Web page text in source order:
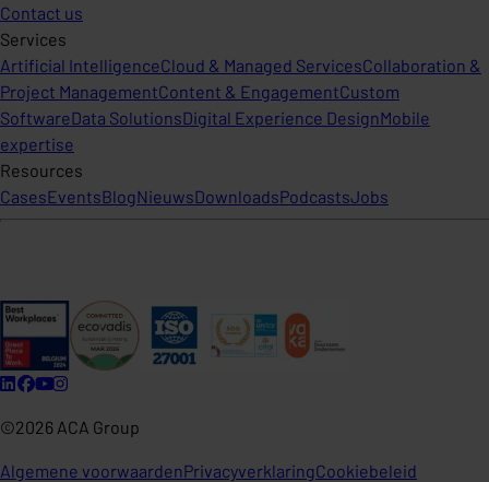
Contact us
Services
Artificial IntelligenceCloud & Managed ServicesCollaboration &
Project ManagementContent & EngagementCustom
SoftwareData SolutionsDigital Experience DesignMobile
expertise
Resources
CasesEventsBlogNieuwsDownloadsPodcastsJobs
©2026 ACA Group
Algemene voorwaardenPrivacyverklaringCookiebeleid